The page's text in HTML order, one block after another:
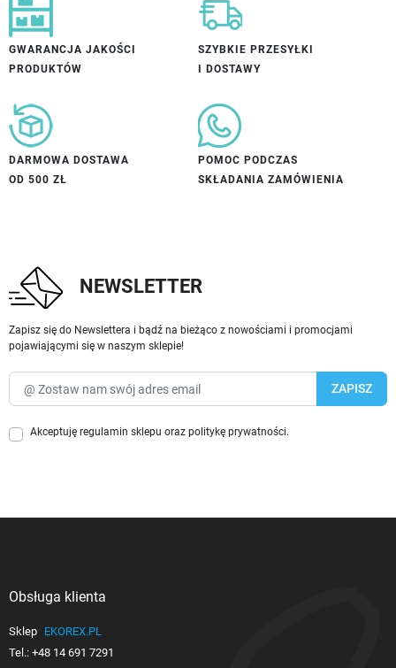
GWARANCJA JAKOŚCI
PRODUKTÓW
SZYBKIE PRZESYŁKI
I DOSTAWY
DARMOWA DOSTAWA
OD 500 ZŁ
POMOC PODCZAS
SKŁADANIA ZAMÓWIENIA
NEWSLETTER
Zapisz się do Newslettera i bądź na bieżąco z nowościami i promocjami
pojawiającymi się w naszym sklepie!
Akceptuję regulamin sklepu oraz politykę prywatności.
Obsługa klienta
Sklep EKOREX.PL
Tel.: +48 14 691 7291